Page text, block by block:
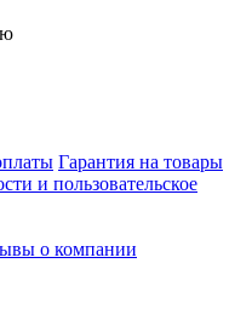
Гарантия на товары
и пользовательское
о компании